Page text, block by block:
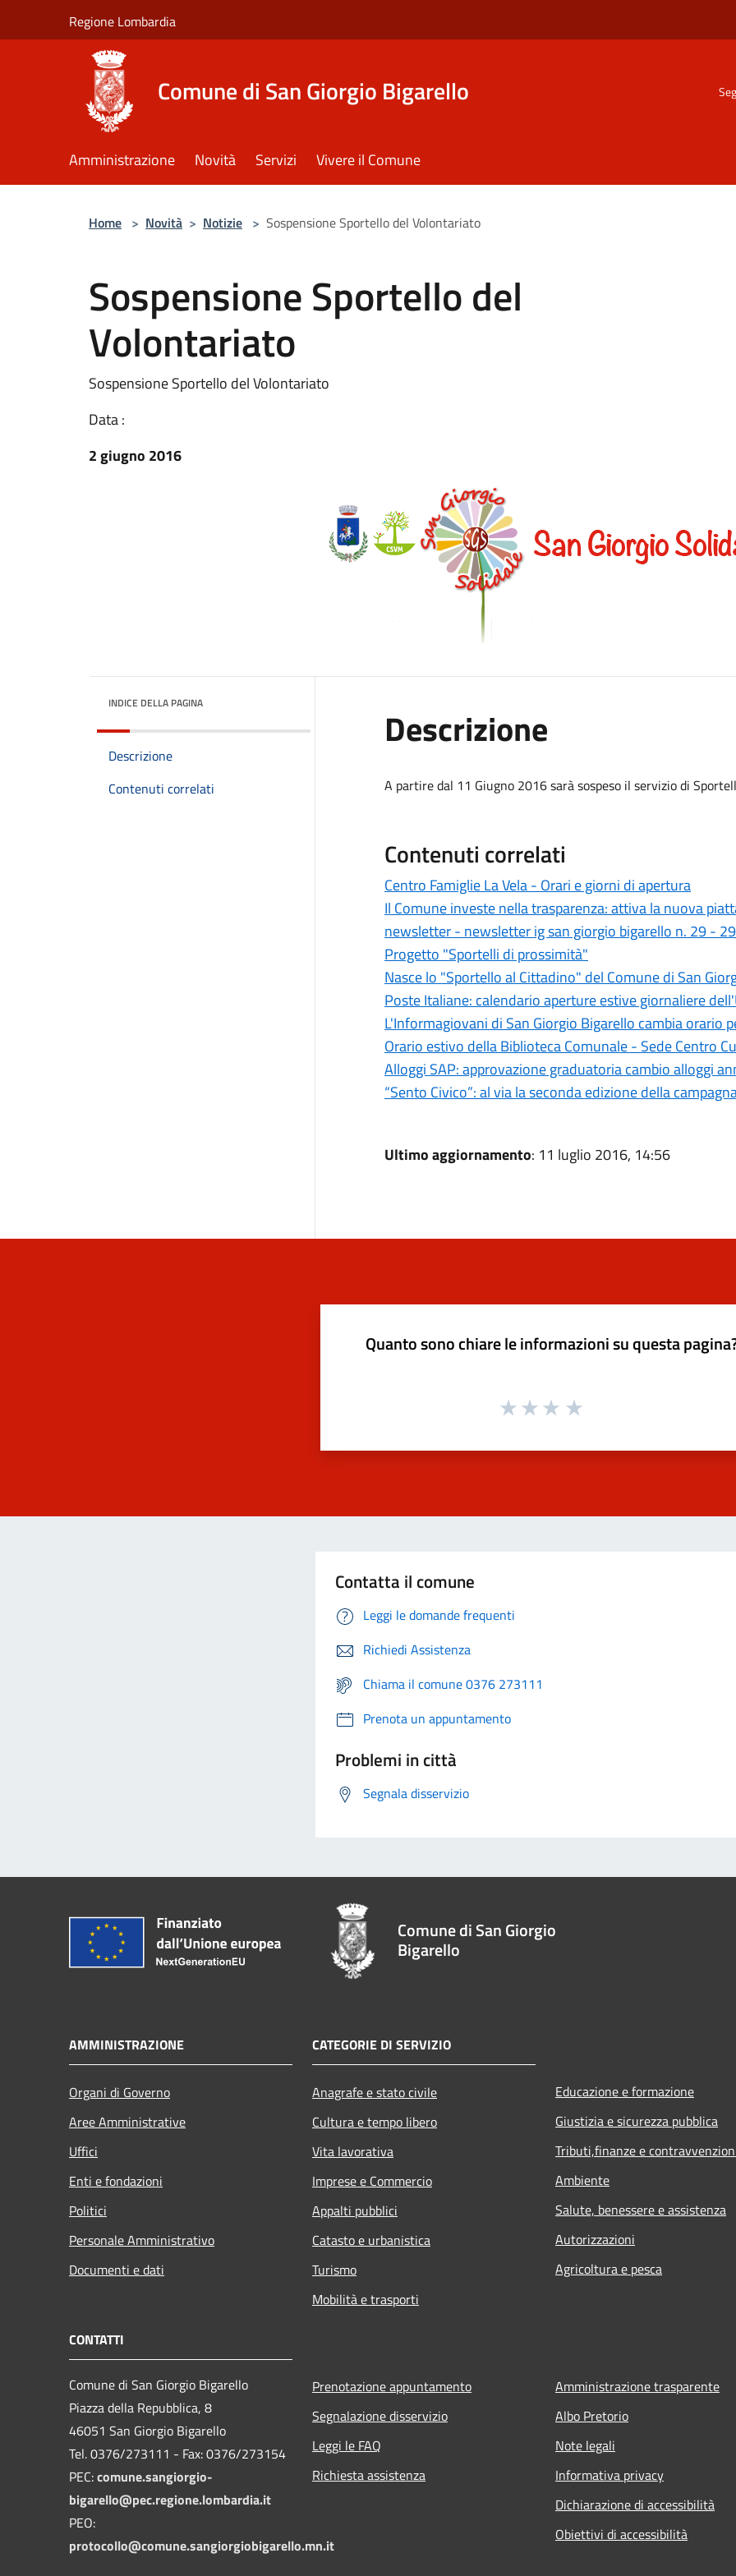
Regione Lombardia
Comune di San Giorgio Bigarello
Amministrazione Novità Servizi Vivere il Comune
Home > Novità > Notizie > Sospensione Sportello del Volontariato
Sospensione Sportello del
Volontariato
Sospensione Sportello del Volontariato
Data :
2 giugno 2016
INDICE DELLA PAGINA
Descrizione
Contenuti correlati
Descrizione
A partire dal 11 Giugno 2016 sarà sospeso il servizio di
Contenuti correlati
Centro Famiglie La Vela - Orari e giorni di apertura
Il Comune investe nella trasparenza: attiva la nuova
newsletter - newsletter ig san giorgio bigarello n. 29 -
Progetto "Sportelli di prossimità"
Nasce lo "Sportello al Cittadino" del Comune di San
Poste Italiane: calendario aperture estive giornaliere
L'Informagiovani di San Giorgio Bigarello cambia orario
Orario estivo della Biblioteca Comunale - Sede Centro
Alloggi SAP: approvazione graduatoria cambio alloggi
“Sento Civico”: al via la seconda edizione della
Ultimo aggiornamento: 11 luglio 2016, 14:56
Quanto sono chiare le informazioni su questa
Contatta il comune
Leggi le domande frequenti
Richiedi Assistenza
Chiama il comune 0376 273111
Prenota un appuntamento
Problemi in città
Segnala disservizio
Comune di San Giorgio
Bigarello
AMMINISTRAZIONE
Organi di Governo
Aree Amministrative
Uffici
Enti e fondazioni
Politici
Personale Amministrativo
Documenti e dati
CATEGORIE DI SERVIZIO
Anagrafe e stato civile
Cultura e tempo libero
Vita lavorativa
Imprese e Commercio
Appalti pubblici
Catasto e urbanistica
Turismo
Mobilità e trasporti
Educazione e formazione
Giustizia e sicurezza pubblica
Tributi,finanze e
Ambiente
Salute, benessere e assistenza
Autorizzazioni
Agricoltura e pesca
CONTATTI
Comune di San Giorgio Bigarello
Piazza della Repubblica, 8
46051 San Giorgio Bigarello
Tel. 0376/273111 - Fax: 0376/273154
PEC:comune.sangiorgio-
bigarello@pec.regione.lombardia.it
PEO:
protocollo@comune.sangiorgiobigarello.mn.it
Prenotazione appuntamento
Segnalazione disservizio
Leggi le FAQ
Richiesta assistenza
Amministrazione trasparente
Albo Pretorio
Note legali
Informativa privacy
Dichiarazione di accessibilità
Obiettivi di accessibilità